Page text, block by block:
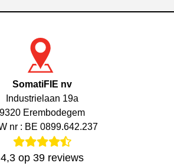
SomatiFIE nv
Industrielaan 19a
9320 Erembodegem
nr : BE 0899.642.237
4,3op 39reviews